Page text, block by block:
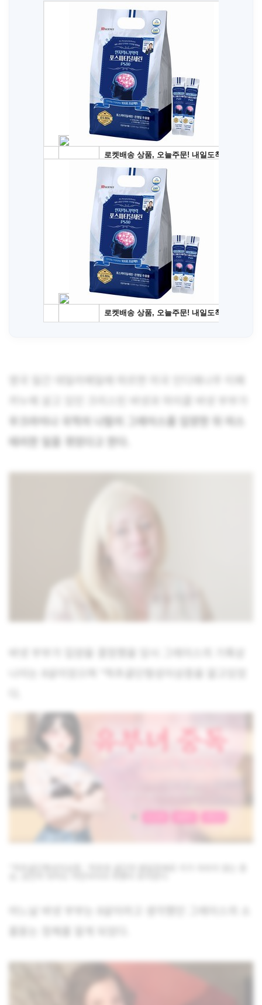
우크라이나 국적의 나탈리 그레이스를 입양한 뒤 미스
테리한 일을 겪었다고 한다.
바넷 부부가 입양을 결정했을 당시 그레이스의 기록상
나이는 8살이었으며 *척추골단형성이상증을 앓고있었
어느날 바넷 부부는 8살이라고 생각했던 그레이스의 소
름돋는 정체를 알게 되었다.